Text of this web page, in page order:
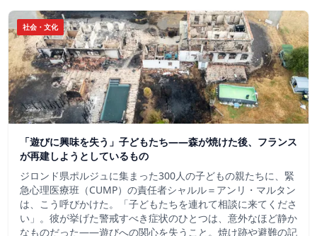
社会・文化
「遊びに興味を失う」子どもたち——森が焼けた後、フランス
が再建しようとしているもの
ジロンド県ポルジュに集まった300人の子どもの親たちに、緊
急心理医療班（CUMP）の責任者シャルル＝アンリ・マルタン
は、こう呼びかけた。「子どもたちを連れて相談に来てくださ
い」。彼が挙げた警戒すべき症状のひとつは、意外なほど静か
なものだった――遊びへの関心を失うこと。焼け跡や避難の記